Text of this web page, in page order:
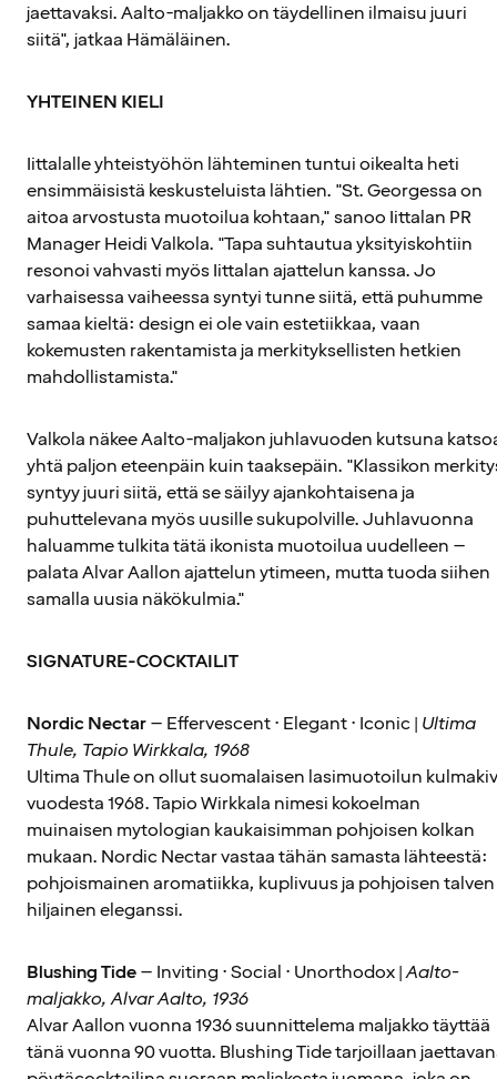
jaettavaksi. Aalto-maljakko on täydellinen ilmaisu juuri
siitä", jatkaa Hämäläinen.
YHTEINEN KIELI
Iittalalle yhteistyöhön lähteminen tuntui oikealta heti
ensimmäisistä keskusteluista lähtien. "St. Georgessa on
aitoa arvostusta muotoilua kohtaan," sanoo Iittalan PR
Manager Heidi Valkola. "Tapa suhtautua yksityiskohtiin
resonoi vahvasti myös Iittalan ajattelun kanssa. Jo
varhaisessa vaiheessa syntyi tunne siitä, että puhumme
samaa kieltä: design ei ole vain estetiikkaa, vaan
kokemusten rakentamista ja merkityksellisten hetkien
mahdollistamista."
Valkola näkee Aalto-maljakon juhlavuoden kutsuna
yhtä paljon eteenpäin kuin taaksepäin. "Klassikon
syntyy juuri siitä, että se säilyy ajankohtaisena ja
puhuttelevana myös uusille sukupolville. Juhlavuonna
haluamme tulkita tätä ikonista muotoilua uudelleen –
palata Alvar Aallon ajattelun ytimeen, mutta tuoda siihen
samalla uusia näkökulmia."
SIGNATURE-COCKTAILIT
Nordic Nectar– Effervescent · Elegant · Iconic | Ultima
Thule, Tapio Wirkkala, 1968
Ultima Thule on ollut suomalaisen lasimuotoilun
vuodesta 1968. Tapio Wirkkala nimesi kokoelman
muinaisen mytologian kaukaisimman pohjoisen kolkan
mukaan. Nordic Nectar vastaa tähän samasta lähteestä:
pohjoismainen aromatiikka, kuplivuus ja pohjoisen talven
hiljainen eleganssi.
Blushing Tide– Inviting · Social · Unorthodox |Aalto-
maljakko, Alvar Aalto, 1936
Alvar Aallon vuonna 1936 suunnittelema maljakko täyttää
tänä vuonna 90 vuotta. Blushing Tide tarjoillaan